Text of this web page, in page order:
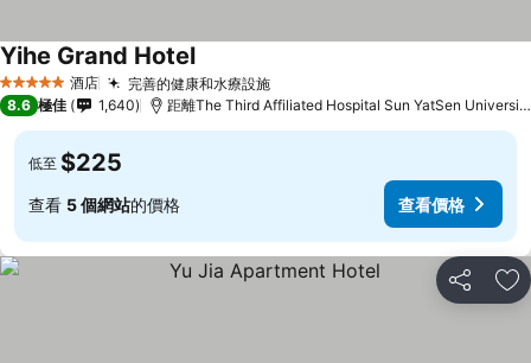
5 星級 酒店 完善的健康和水療設施查看價格
Yihe Grand Hotel查看價格
8.6 極佳 1,640 距離The Third Affiliated Hospital Sun YatSen
低至 $225
查看 5 個網站的價格 查看價格
分享 放